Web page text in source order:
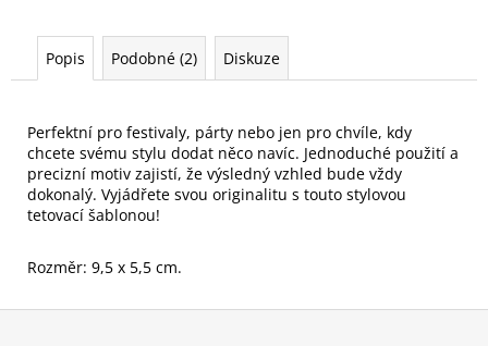
Popis Podobné (2) Diskuze
Perfektní pro festivaly, párty nebo jen pro chvíle, kdy
chcete svému stylu dodat něco navíc. Jednoduché použití a
precizní motiv zajistí, že výsledný vzhled bude vždy
dokonalý. Vyjádřete svou originalitu s touto stylovou
tetovací šablonou!
Rozměr: 9,5 x 5,5 cm.
HOUBIČKA
MAKE-
UP,
KULATÁ
59
Kč
Z